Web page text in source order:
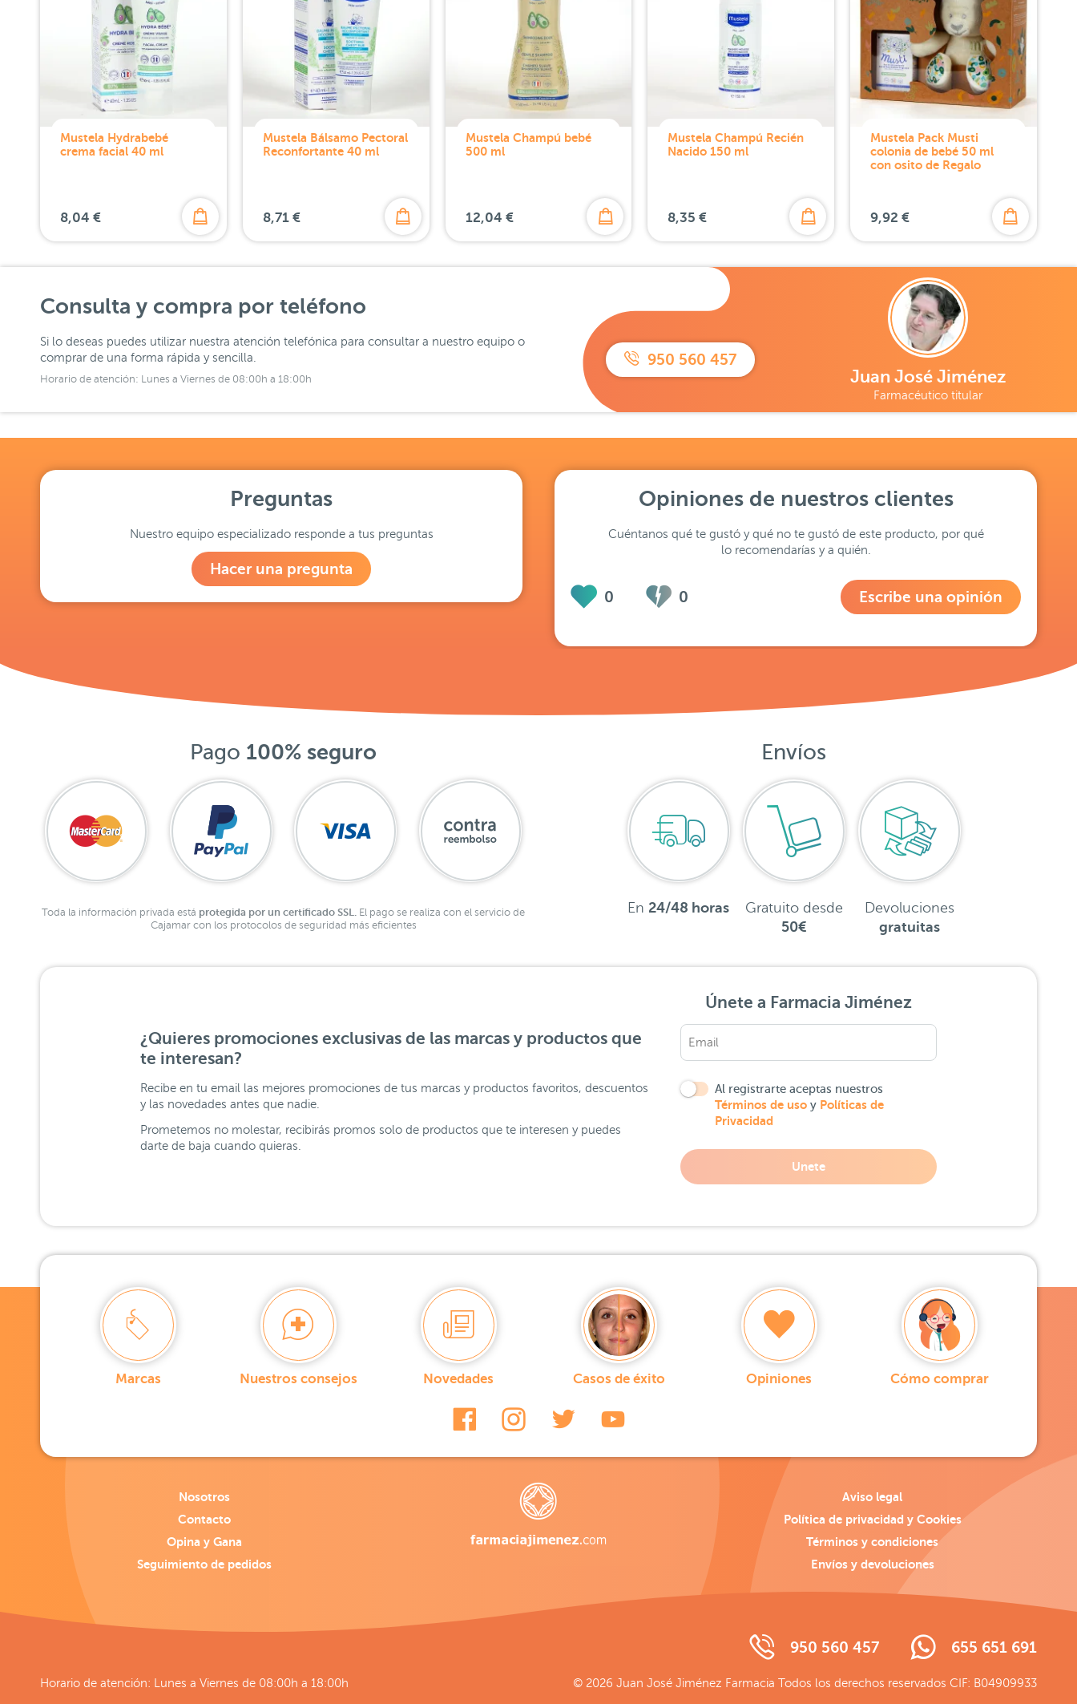
Mustela Hydrabebé
crema facial 40 ml
8,04 €
Mustela Bálsamo Pectoral
Reconfortante 40 ml
8,71 €
Mustela Champú bebé
500 ml
12,04 €
Mustela Champú Recién
Nacido 150 ml
8,35 €
Mustela Pack Musti
colonia de bebé 50 ml
con osito de Regalo
9,92 €
Consulta y compra por teléfono
Si lo deseas puedes utilizar nuestra atención telefónica para consultar a nuestro equipo o
comprar de una forma rápida y sencilla.
Horario de atención: Lunes a Viernes de 08:00h a 18:00h
950 560 457
Juan José Jiménez
Farmacéutico titular
Preguntas
Nuestro equipo especializado responde a tus preguntas
Hacer una pregunta
Opiniones de nuestros clientes
Cuéntanos qué te gustó y qué no te gustó de este producto, por qué
lo recomendarías y a quién.
0 0 Escribe una opinión
Pago 100% seguro
Toda la información privada está protegida por un certificado SSL.
El pago se realiza con el servicio de
Cajamar con los protocolos de seguridad más eficientes
Envíos
En 24/48 horas
Gratuito desde
50€
Devoluciones
gratuitas
¿Quieres promociones exclusivas de las marcas y productos que
te interesan?
Recibe en tu email las mejores promociones de tus marcas y productos favoritos, descuentos
y las novedades antes que nadie.
Prometemos no molestar, recibirás promos solo de productos que te interesen y puedes
darte de baja cuando quieras.
Únete a Farmacia Jiménez
Al registrarte aceptas nuestros
Términos de uso y Políticas de
Privacidad
Unete
Marcas Nuestros consejos Novedades Casos de éxito Opiniones Cómo comprar
Nosotros
Contacto
Opina y Gana
Seguimiento de pedidos
Aviso legal
Política de privacidad y Cookies
Términos y condiciones
Envíos y devoluciones
950 560 457 655 651 691
Horario de atención: Lunes a Viernes de 08:00h a 18:00h © 2026 Juan José Jiménez Farmacia Todos los derechos reservados CIF: B04909933